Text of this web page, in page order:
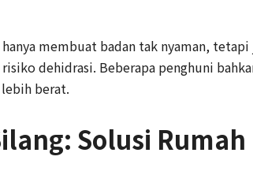
hanya membuat badan tak nyaman,
dehidrasi. Beberapa penghuni
berat.
Solusi